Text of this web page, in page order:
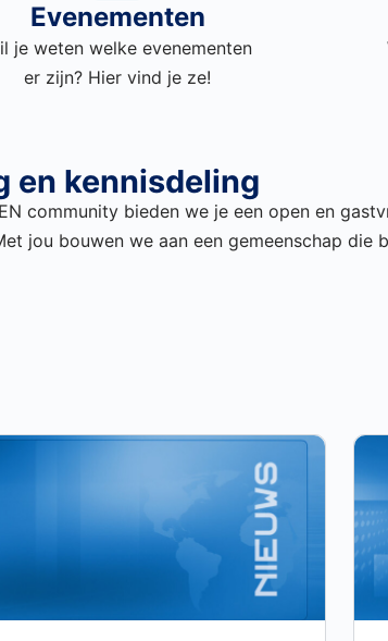
Evenementen
je weten welke evenementen
er zijn? Hier vind je ze!
en kennisdeling
community bieden we je een open en
jou bouwen we aan een gemeenschap die